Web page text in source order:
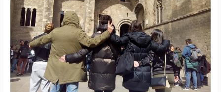
para
equipos
de
trabajo